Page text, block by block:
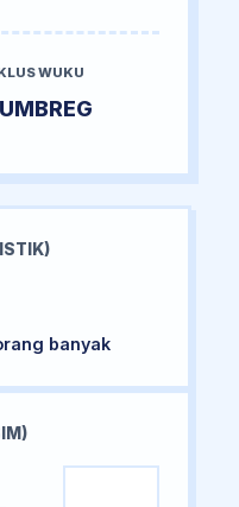
WUKU
banyak